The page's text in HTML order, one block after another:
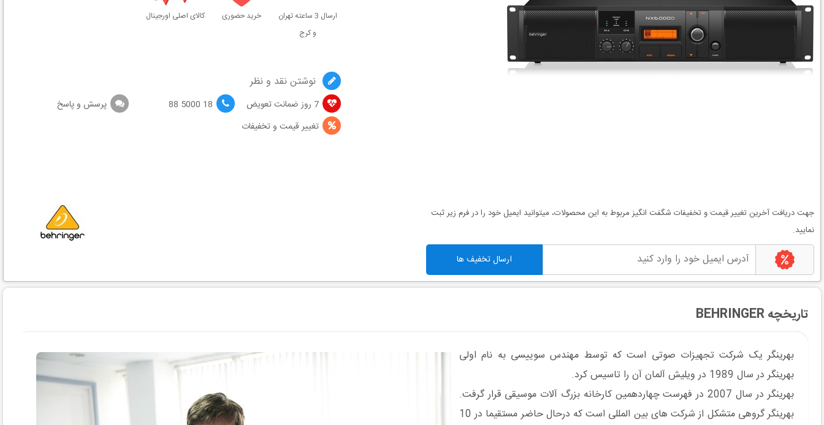
ارسال 3 ساعته تهران
و کرج
خرید حضوری کالای اصلی اورجینال
نوشتن نقد و نظر
7 روز ضمانت تعویض 18 5000 88
پرسش و پاسخ
تغییر قیمت و تخفیفات
جهت دریافت آخرین تغییر قیمت و تخفیفات شگفت انگیز مربوط به این محصولات، میتوانید ایمیل خود را در فرم زیر ثبت
نمایید.
تاریخچه BEHRINGER
بهرینگر یک شرکت تجهیزات صوتی است که توسط مهندس سوییسی به نام اولی
بهرینگر در سال 1989 در ویلیش آلمان آن را تاسیس کرد.
بهرینگر در سال 2007 در فهرست چهاردهمین کارخانه بزرگ آلات موسیقی قرار گرفت.
بهرینگر گروهی متشکل از شرکت های بین المللی است که درحال حاضر مستقیما در 10